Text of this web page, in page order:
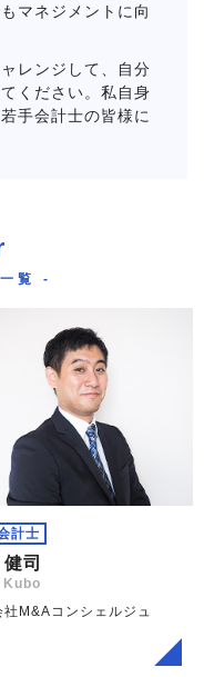
マネジメントに向
レンジして、自分
ください。私自身
手会計士の皆様に
覧 -
計士
司
Kubo
社M&Aコンシェルジュ